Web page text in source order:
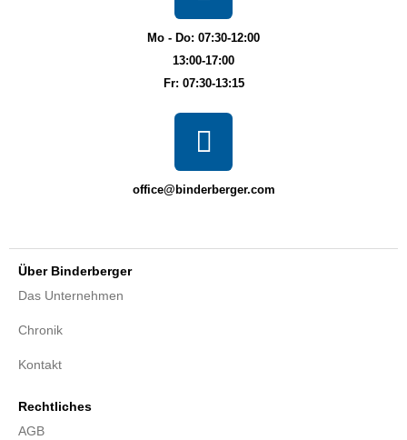
Mo - Do: 07:30-12:00
13:00-17:00
Fr: 07:30-13:15
office@binderberger.com
Über Binderberger
Das Unternehmen
Chronik
Kontakt
Rechtliches
AGB